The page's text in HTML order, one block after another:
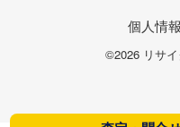
個人情
©2026 リサ